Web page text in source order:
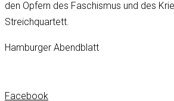
den Opfern des Faschismus und des
Streichquartett.
Hamburger Abendblatt
Facebook